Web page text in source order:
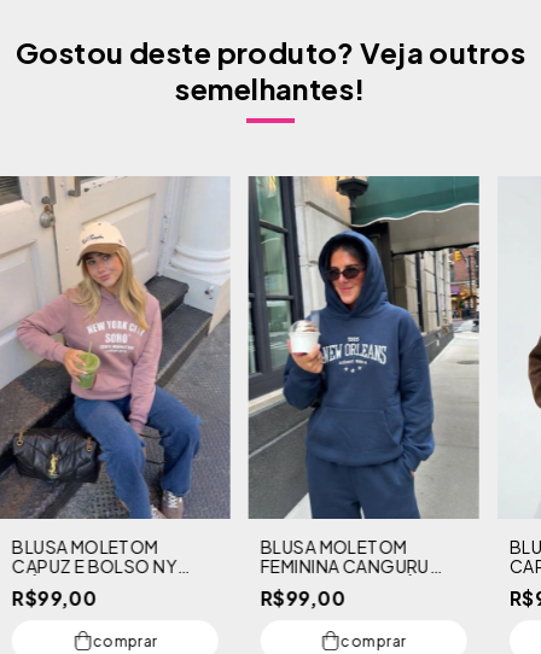
Gostou deste produto? Veja outros
semelhantes!
BLUSA MOLETOM
CAPUZ E BOLSO NY
CÓDIGO GIRLS
R$99,00
comprar
BLUSA MOLETOM
FEMININA CANGURU
NEW ORLEANS CÓDIGO
GIRLS
R$99,00
comprar